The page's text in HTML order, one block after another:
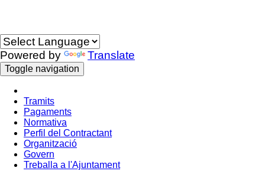
Powered by Translate
Toggle navigation
Tramits
Pagaments
Normativa
Perfil del Contractant
Organització
Govern
Treballa a l'Ajuntament